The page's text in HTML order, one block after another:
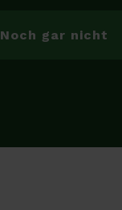
Noch gar nicht